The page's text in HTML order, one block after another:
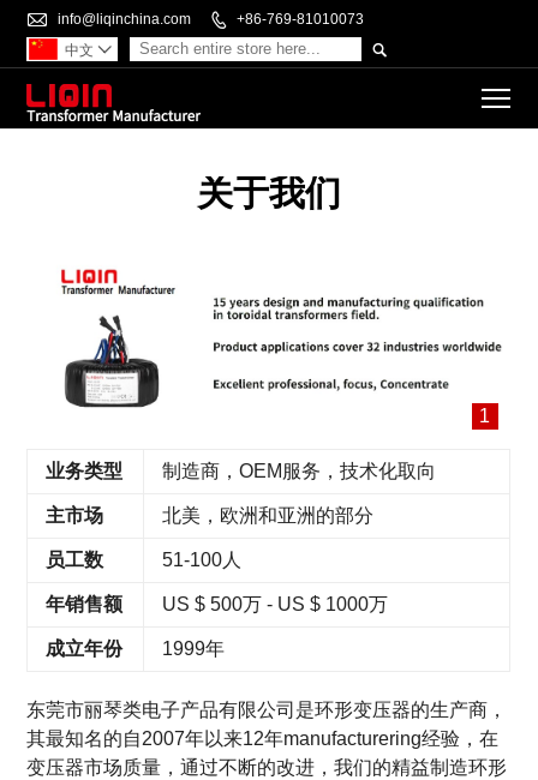
 info@liqinchina.com  +86-769-81010073

中文 
关于我们
1
业务类型 制造商，OEM服务，技术化取向
主市场 北美，欧洲和亚洲的部分
员工数 51-100人
年销售额 US $ 500万 - US $ 1000万
成立年份 1999年
东莞市丽琴类电子产品有限公司是环形变压器的生产商，
其最知名的自2007年以来12年manufacturering经验，在
变压器市场质量，通过不断的改进，我们的精益制造环形